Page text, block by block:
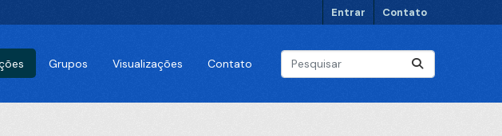
Entrar Contato
Grupos Visualizações Contato